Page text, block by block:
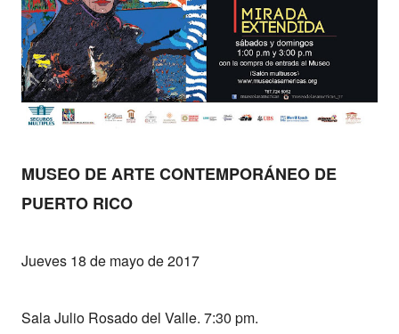
MUSEO DE ARTE CONTEMPORÁNEO DE
PUERTO RICO
Jueves 18 de mayo de 2017
Sala Julio Rosado del Valle. 7:30 pm.